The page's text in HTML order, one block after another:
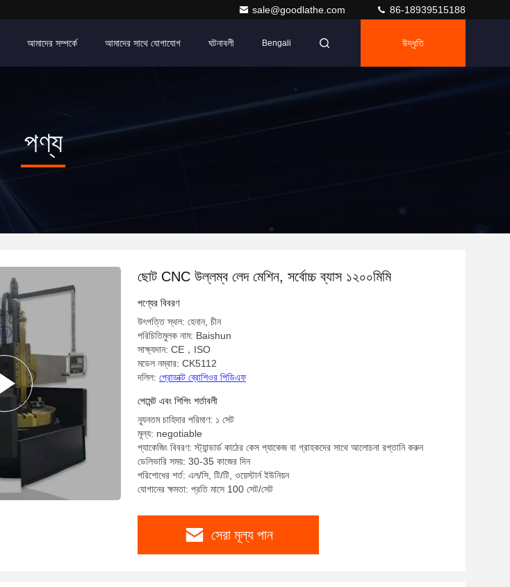
sale@goodlathe.com 86-18939515188
আমাদের সম্পর্কে আমাদের সাথে যোগাযোগ ঘটনাবলী Bengali উদ্ধৃতি
পণ্য
ছোট CNC উল্লম্ব লেদ মেশিন, সর্বোচ্চ ব্যাস ১২০০মিমি
পণ্যের বিবরণ
উৎপত্তি স্থল: হেনান, চীন
পরিচিতিমুলক নাম: Baishun
সাক্ষ্যদান: CE，ISO
মডেল নম্বার: CK5112
দলিল: প্রোডাক্ট ব্রোশিওর পিডিএফ
পেমেন্ট এবং শিপিং শর্তাবলী
ন্যূনতম চাহিদার পরিমাণ: ১ সেট
মূল্য: negotiable
প্যাকেজিং বিবরণ: স্ট্যান্ডার্ড কাঠের কেস প্যাকেজ বা গ্রাহকদের সাথে আলোচনা রপ্তানি করুন
ডেলিভারি সময়: 30-35 কাজের দিন
পরিশোধের শর্ত: এল/সি, টি/টি, ওয়েস্টার্ন ইউনিয়ন
যোগানের ক্ষমতা: প্রতি মাসে 100 সেট/সেট
সেরা মূল্য পান